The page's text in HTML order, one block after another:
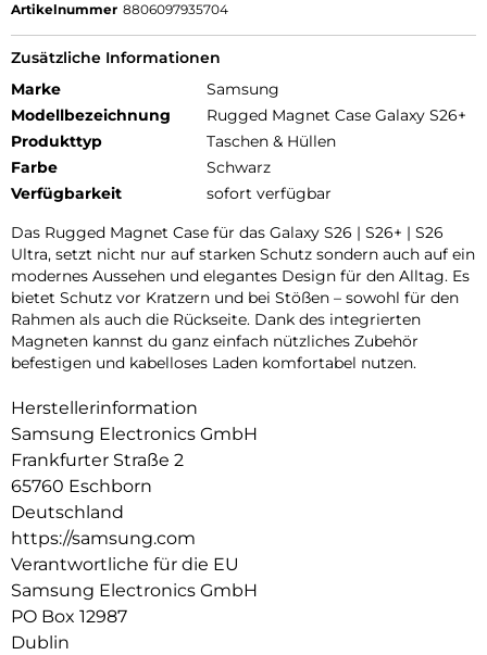
Artikelnummer 8806097935704
Zusätzliche Informationen
Marke
Samsung
Modellbezeichnung
Rugged Magnet Case Galaxy S26+
Produkttyp
Taschen & Hüllen
Farbe
Schwarz
Verfügbarkeit
sofort verfügbar
Das Rugged Magnet Case für das Galaxy S26 | S26+ | S26
Ultra, setzt nicht nur auf starken Schutz sondern auch auf ein
modernes Aussehen und elegantes Design für den Alltag. Es
bietet Schutz vor Kratzern und bei Stößen – sowohl für den
Rahmen als auch die Rückseite. Dank des integrierten
Magneten kannst du ganz einfach nützliches Zubehör
befestigen und kabelloses Laden komfortabel nutzen.
Herstellerinformation
Samsung Electronics GmbH
Frankfurter Straße 2
65760 Eschborn
Deutschland
https://samsung.com
Verantwortliche für die EU
Samsung Electronics GmbH
PO Box 12987
Dublin